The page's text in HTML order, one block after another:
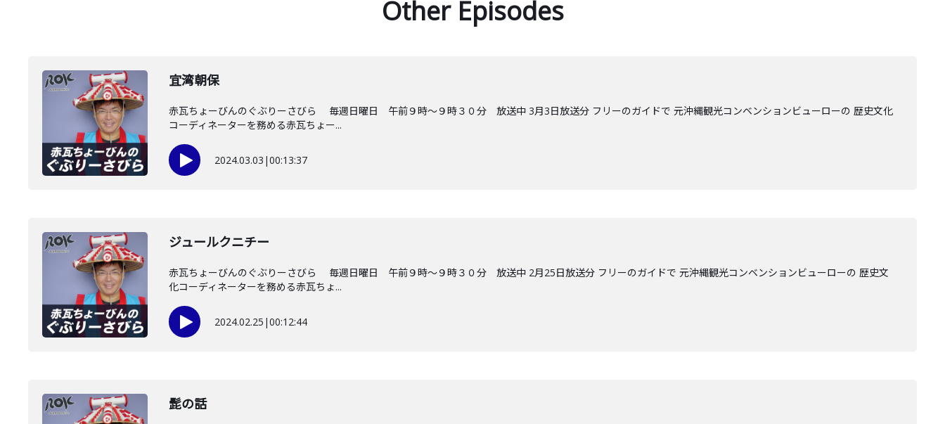
Other Episodes
宜湾朝保
赤瓦ちょーびんのぐぶりーさびら 毎週日曜日 午前９時～９時３０分 放送中 3月3日放送分 フリーのガイドで 元沖縄観光コンベンションビューローの 歴史文化
コーディネーターを務める赤瓦ちょー...
2024.03.03 |00:13:37
ジュールクニチー
赤瓦ちょーびんのぐぶりーさびら 毎週日曜日 午前９時～９時３０分 放送中 2月25日放送分 フリーのガイドで 元沖縄観光コンベンションビューローの 歴史文
化コーディネーターを務める赤瓦ちょ...
2024.02.25 |00:12:44
髭の話